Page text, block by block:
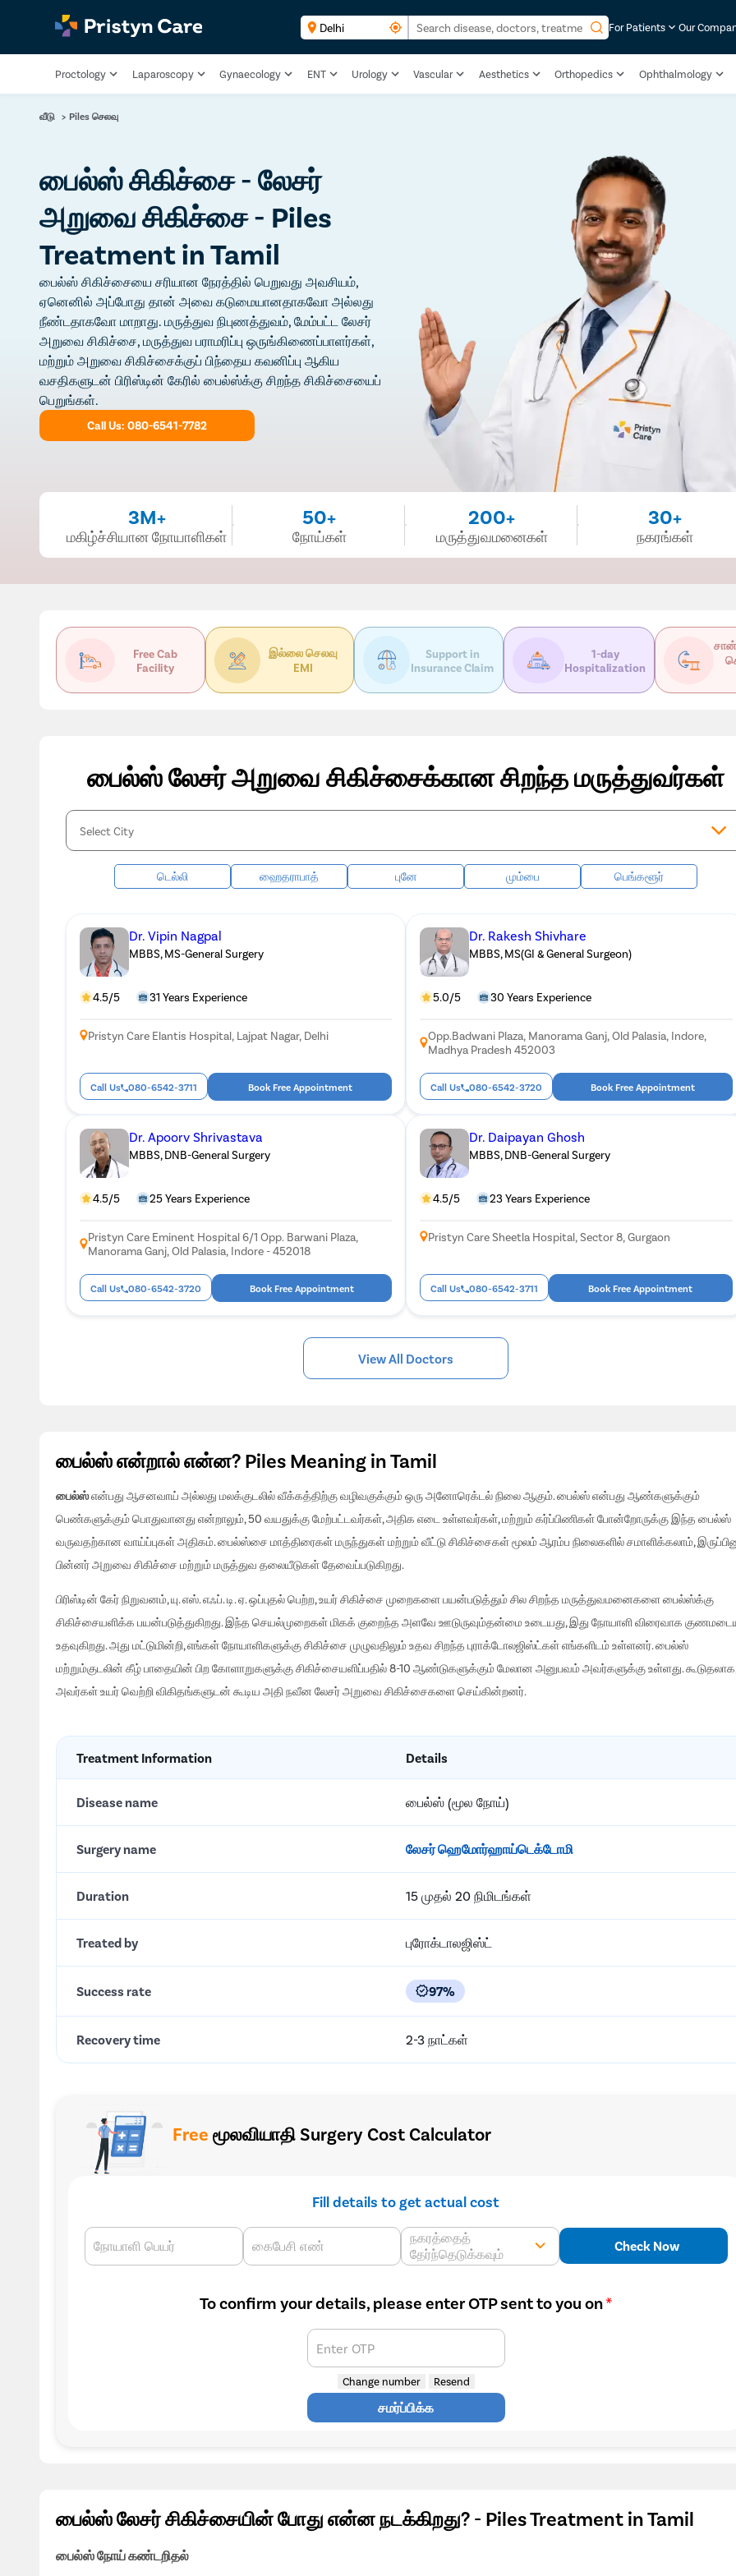
For Patients Our
Proctology Laparoscopy Gynaecology ENT Urology Vascular Aesthetics Orthopedics Ophthalmology
வீடு > Piles செலவு
பைல்ஸ் சிகிச்சை - லேசர்
அறுவை சிகிச்சை - Piles
Treatment in Tamil
பைல்ஸ் சிகிச்சையை சரியான நேரத்தில் பெறுவது அவசியம்,
ஏனெனில் அப்போது தான் அவை கடுமையானதாகவோ அல்லது
நீண்டதாகவோ மாறாது. மருத்துவ நிபுணத்துவம், மேம்பட்ட லேசர்
அறுவை சிகிச்சை, மருத்துவ பராமரிப்பு ஒருங்கிணைப்பாளர்கள்,
மற்றும் அறுவை சிகிச்சைக்குப் பிந்தைய கவனிப்பு ஆகிய
வசதிகளுடன் பிரிஸ்டின் கேரில் பைல்ஸ்க்கு சிறந்த சிகிச்சையைப்
பெறுங்கள்.
Call Us: 080-6541-7782
3M+
மகிழ்ச்சியான நோயாளிகள்
50+
நோய்கள்
200+
மருத்துவமனைகள்
30+
நகரங்கள்
Free Cab
Facility
இல்லை செலவு
EMI
Support in
Insurance Claim
1-day
Hospitalization
பைல்ஸ் லேசர் அறுவை சிகிச்சைக்கான சிறந்த மருத்துவர்கள்
டெல்லி ஹைதராபாத் புனே மும்பை பெங்களூர்
Dr. Vipin Nagpal
MBBS, MS-General Surgery
4.5/5 31 Years Experience
Pristyn Care Elantis Hospital, Lajpat Nagar, Delhi
Call Us 080-6542-3711 Book Free Appointment
Dr. Rakesh Shivhare
MBBS, MS(GI & General Surgeon)
5.0/5 30 Years Experience
Opp.Badwani Plaza, Manorama Ganj, Old Palasia, Indore,
Madhya Pradesh 452003
Call Us 080-6542-3720 Book Free Appointment
Dr. Apoorv Shrivastava
MBBS, DNB-General Surgery
4.5/5 25 Years Experience
Pristyn Care Eminent Hospital 6/1 Opp. Barwani Plaza,
Manorama Ganj, Old Palasia, Indore - 452018
Call Us 080-6542-3720 Book Free Appointment
Dr. Daipayan Ghosh
MBBS, DNB-General Surgery
4.5/5 23 Years Experience
Pristyn Care Sheetla Hospital, Sector 8, Gurgaon
Call Us 080-6542-3711 Book Free Appointment
View All Doctors
பைல்ஸ் என்றால் என்ன? Piles Meaning in Tamil
பைல்ஸ்என்பது ஆசனவாய் அல்லது மலக்குடலில் வீக்கத்திற்கு வழிவகுக்கும் ஒரு அனோரெக்டல் நிலை ஆகும். பைல்ஸ் என்பது ஆண்களுக்கும்
பெண்களுக்கும் பொதுவானது என்றாலும், 50 வயதுக்கு மேற்பட்டவர்கள், அதிக எடை உள்ளவர்கள், மற்றும் கர்ப்பிணிகள் போன்றோருக்கு இந்த பைல்ஸ்
வருவதற்கான வாய்ப்புகள் அதிகம். பைல்ஸ்சை மாத்திரைகள் மருந்துகள் மற்றும் வீட்டு சிகிச்சைகள் மூலம் ஆரம்ப நிலைகளில் சமாளிக்கலாம்,
பின்னர் அறுவை சிகிச்சை மற்றும் மருத்துவ தலையீடுகள் தேவைப்படுகிறது.
பிரிஸ்டின் கேர் நிறுவனம், யு. எஸ். எஃப். டி. ஏ. ஒப்புதல் பெற்ற, உயர் சிகிச்சை முறைகளை பயன்படுத்தும் சில சிறந்த மருத்துவமனைகளை பைல்ஸ்க்கு
சிகிச்சையளிக்க பயன்படுத்துகிறது. இந்த செயல்முறைகள் மிகக் குறைந்த அளவே ஊடுருவும்தன்மை உடையது, இது நோயாளி விரைவாக
உதவுகிறது. அது மட்டுமின்றி, எங்கள் நோயாளிகளுக்கு சிகிச்சை முழுவதிலும் உதவ சிறந்த புராக்டோலஜிஸ்ட்கள் எங்களிடம் உள்ளனர். பைல்ஸ்
மற்றும்குடலின் கீழ் பாதையின் பிற கோளாறுகளுக்கு சிகிச்சையளிப்பதில் 8-10 ஆண்டுகளுக்கும் மேலான அனுபவம் அவர்களுக்கு உள்ளது. கூடுதலாக,
அவர்கள் உயர் வெற்றி விகிதங்களுடன் கூடிய அதி நவீன லேசர் அறுவை சிகிச்சைகளை செய்கின்றனர்.
Treatment Information Details
Disease name பைல்ஸ் (மூல நோய்)
Surgery name லேசர் ஹெமோர்ஹாய்டெக்டோமி
Duration 15 முதல் 20 நிமிடங்கள்
Treated by புரோக்டாலஜிஸ்ட்
Success rate 97%
Recovery time 2-3 நாட்கள்
Free மூலவியாதி Surgery Cost Calculator
Fill details to get actual cost
நோயாளி பெயர் கைபேசி எண்
நகரத்தைத்
தேர்ந்தெடுக்கவும்
Check Now
To confirm your details, please enter OTP sent to you on*
Enter OTP
Change number Resend
சமர்ப்பிக்க
பைல்ஸ் லேசர் சிகிச்சையின் போது என்ன நடக்கிறது? - Piles Treatment in Tamil
பைல்ஸ் நோய் கண்டறிதல்